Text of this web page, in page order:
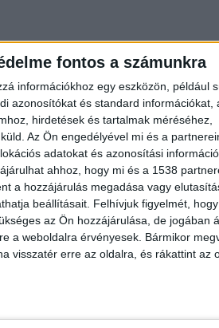
fontos a számunkra
információkhoz egy eszközön, például
azonosítókat és standard információkat,
hirdetések és tartalmak méréséhez,
Az Ön engedélyével mi és a
adatokat és azonosítási
ahhoz, hogy mi és a 1538
a hozzájárulás megadása vagy
beállításait. Felhívjuk figyelmét,
az Ön hozzájárulása, de jogában
a weboldalra érvényesek. Bármikor
visszatér erre az oldalra, és rákattint az